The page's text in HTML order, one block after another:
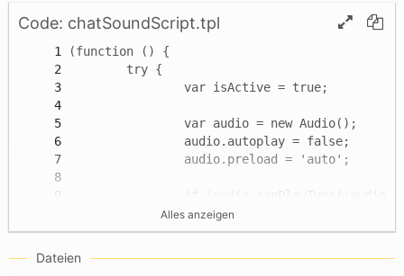
Code: chatSoundScript.tpl
Alles anzeigen
Dateien